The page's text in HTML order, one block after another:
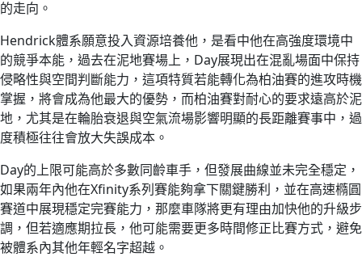
的走向。
Hendrick體系願意投入資源培養他，是看中他在高強度環境中
的競爭本能，過去在泥地賽場上，Day展現出在混亂場面中保持
侵略性與空間判斷能力，這項特質若能轉化為柏油賽的進攻時機
掌握，將會成為他最大的優勢，而柏油賽對耐心的要求遠高於泥
地，尤其是在輪胎衰退與空氣流場影響明顯的長距離賽事中，過
度積極往往會放大失誤成本。
Day的上限可能高於多數同齡車手，但發展曲線並未完全穩定，
如果兩年內他在Xfinity系列賽能夠拿下關鍵勝利，並在高速橢圓
賽道中展現穩定完賽能力，那麼車隊將更有理由加快他的升級步
調，但若適應期拉長，他可能需要更多時間修正比賽方式，避免
被體系內其他年輕名字超越。